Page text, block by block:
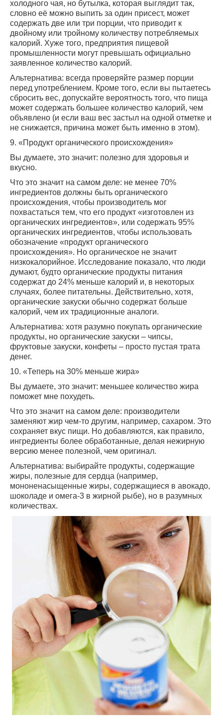
холодного чая, но бутылка, которая выглядит так,
словно её можно выпить за один присест, может
содержать две или три порции, что приводит к
двойному или тройному количеству потребляемых
калорий. Хуже того, предприятия пищевой
промышленности могут превышать официально
заявленное количество калорий.
Альтернатива: всегда проверяйте размер порции
перед употреблением. Кроме того, если вы пытаетесь
сбросить вес, допускайте вероятность того, что пища
может содержать большее количество калорий, чем
объявлено (и если ваш вес застыл на одной отметке и
не снижается, причина может быть именно в этом).
9. «Продукт органического происхождения»
Вы думаете, это значит: полезно для здоровья и
вкусно.
Что это значит на самом деле: не менее 70%
ингредиентов должны быть органического
происхождения, чтобы производитель мог
похвастаться тем, что его продукт «изготовлен из
органических ингредиентов», или содержать 95%
органических ингредиентов, чтобы использовать
обозначение «продукт органического
происхождения». Но органическое не значит
низкокалорийное. Исследование показало, что люди
думают, будто органические продукты питания
содержат до 24% меньше калорий и, в некоторых
случаях, более питательны. Действительно, хотя,
органические закуски обычно содержат больше
калорий, чем их традиционные аналоги.
Альтернатива: хотя разумно покупать органические
продукты, но органические закуски – чипсы,
фруктовые закуски, конфеты – просто пустая трата
денег.
10. «Теперь на 30% меньше жира»
Вы думаете, это значит: меньшее количество жира
поможет мне похудеть.
Что это значит на самом деле: производители
заменяют жир чем-то другим, например, сахаром. Это
сохраняет вкус пищи. Но добавляются, как правило,
ингредиенты более обработанные, делая нежирную
версию менее полезной, чем оригинал.
Альтернатива: выбирайте продукты, содержащие
жиры, полезные для сердца (например,
мононенасыщенные жиры, содержащиеся в авокадо,
шоколаде и омега-3 в жирной рыбе), но в разумных
количествах.